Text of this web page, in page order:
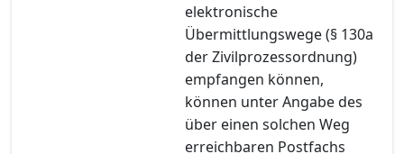
elektronische
Übermittlungswege (§ 130a
der Zivilprozessordnung)
empfangen können,
können unter Angabe des
über einen solchen Weg
erreichbaren Postfachs